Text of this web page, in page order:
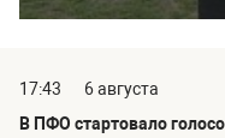
17:43
6 августа
В ПФО стартовало